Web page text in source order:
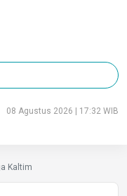
08 Agustus 2026 | 17:32 WIB
Kaltim